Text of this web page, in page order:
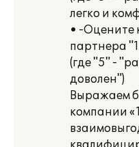
легко и
• -Оцените
партнера
(где "5" -
доволен")
Выражаем
компании